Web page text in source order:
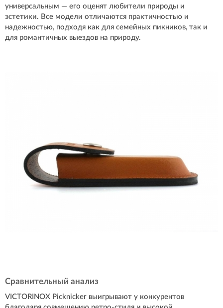
универсальным — его оценят любители природы и
эстетики. Все модели отличаются практичностью и
надежностью, подходя как для семейных пикников, так и
для романтичных выездов на природу.
Сравнительный анализ
VICTORINOX Picknicker выигрывают у конкурентов